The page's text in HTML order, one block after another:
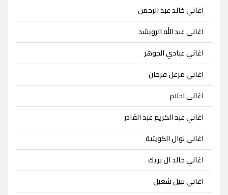
اغاني خالد عبد الرحمن
اغاني عبد الله الرويشد
اغاني عبادي الجوهر
اغاني مزعل فرحان
اغاني احلام
اغاني عبد الكريم عبد القادر
اغاني نوال الكويتية
اغاني خالد ال بريك
اغاني نبيل شعيل